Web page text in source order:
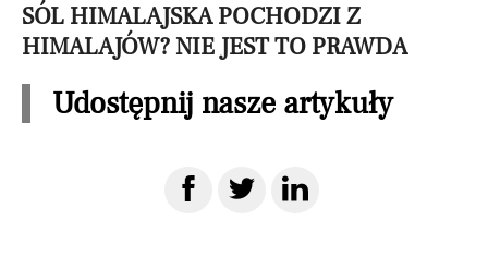
SÓL HIMALAJSKA POCHODZI Z
HIMALAJÓW? NIE JEST TO PRAWDA
Udostępnij nasze artykuły